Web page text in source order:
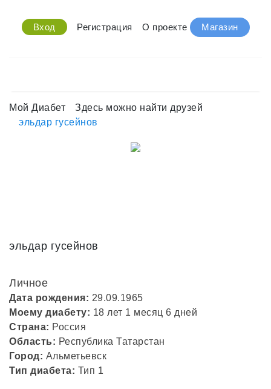
Вход Регистрация О проекте Магазин
Мой Диабет
Здесь можно найти друзей
эльдар гусейнов
эльдар гусейнов
Личное
Дата рождения: 29.09.1965
Моему диабету: 18 лет 1 месяц 6 дней
Страна: Россия
Область: Республика Татарстан
Город: Альметьевск
Тип диабета: Тип 1